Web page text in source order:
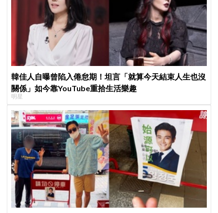
韓佳人自曝曾陷入倦怠期！坦言「就算今天結束人生也沒
關係」如今靠YouTube重拾生活樂趣
明星